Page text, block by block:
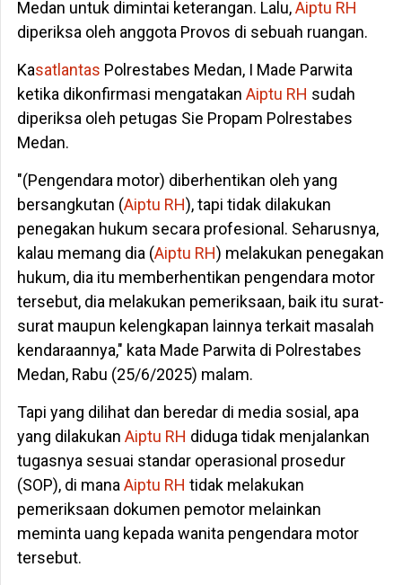
Medan untuk dimintai keterangan. Lalu,Aiptu RH
diperiksa oleh anggota Provos di sebuah ruangan.
Kasatlantas Polrestabes Medan, I Made Parwita
ketika dikonfirmasi mengatakan Aiptu RH sudah
diperiksa oleh petugas Sie Propam Polrestabes
Medan.
"(Pengendara motor) diberhentikan oleh yang
bersangkutan (Aiptu RH), tapi tidak dilakukan
penegakan hukum secara profesional. Seharusnya,
kalau memang dia (Aiptu RH) melakukan penegakan
hukum, dia itu memberhentikan pengendara motor
tersebut, dia melakukan pemeriksaan, baik itu surat-
surat maupun kelengkapan lainnya terkait masalah
kendaraannya," kata Made Parwita di Polrestabes
Medan, Rabu (25/6/2025) malam.
Tapi yang dilihat dan beredar di media sosial, apa
yang dilakukan Aiptu RH diduga tidak menjalankan
tugasnya sesuai standar operasional prosedur
(SOP), di mana Aiptu RH tidak melakukan
pemeriksaan dokumen pemotor melainkan
meminta uang kepada wanita pengendara motor
tersebut.